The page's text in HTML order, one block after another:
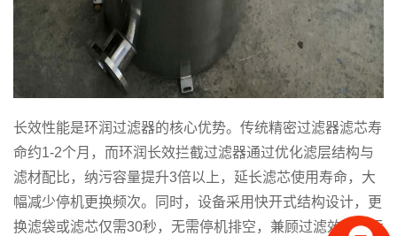
长效性能是环润过滤器的核心优势。传统精密过滤器滤芯寿
命约1-2个月，而环润长效拦截过滤器通过优化滤层结构与
滤材配比，纳污容量提升3倍以上，延长滤芯使用寿命，大
幅减少停机更换频次。同时，设备采用快开式结构设计，更
换滤袋或滤芯仅需30秒，无需停机排空，兼顾过滤效率与运